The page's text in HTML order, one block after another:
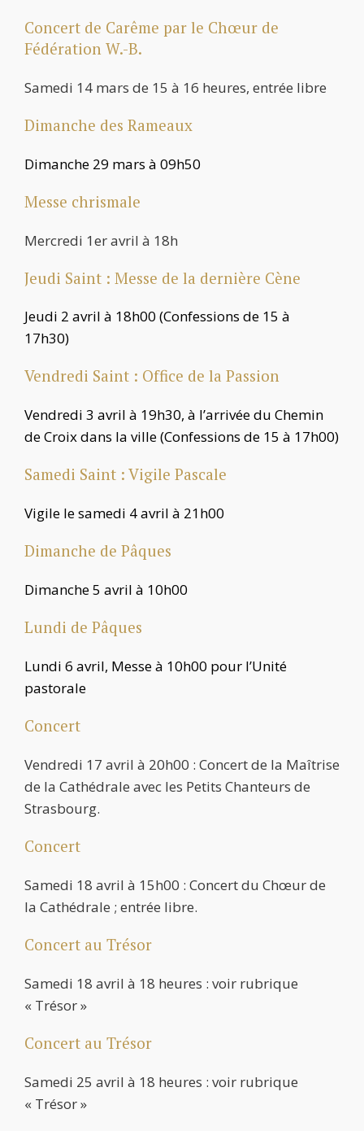
Concert de Carême par le Chœur de
Fédération W.-B.
Samedi 14 mars de 15 à 16 heures, entrée libre
Dimanche des Rameaux
Dimanche 29 mars à 09h50
Messe chrismale
Mercredi 1er avril à 18h
Jeudi Saint : Messe de la dernière Cène
Jeudi 2 avril à 18h00 (Confessions de 15 à
17h30)
Vendredi Saint : Office de la Passion
Vendredi 3 avril à 19h30, à l’arrivée du Chemin
de Croix dans la ville (Confessions de 15 à 17h00)
Samedi Saint : Vigile Pascale
Vigile le samedi 4 avril à 21h00
Dimanche de Pâques
Dimanche 5 avril à 10h00
Lundi de Pâques
Lundi 6 avril, Messe à 10h00 pour l’Unité
pastorale
Concert
Vendredi 17 avril à 20h00 : Concert de la Maîtrise
de la Cathédrale avec les Petits Chanteurs de
Strasbourg.
Concert
Samedi 18 avril à 15h00 : Concert du Chœur de
la Cathédrale ; entrée libre.
Concert au Trésor
Samedi 18 avril à 18 heures : voir rubrique
« Trésor »
Concert au Trésor
Samedi 25 avril à 18 heures : voir rubrique
« Trésor »